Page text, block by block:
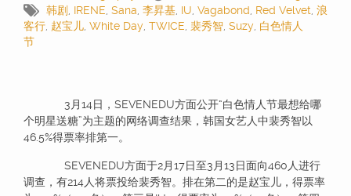
韩剧 , IRENE, Sana, 李昇基, IU, Vagabond, Red Velvet, 浪
客行, 赵宝儿, White Day, TWICE, 裴秀智, Suzy, 白色情人
节
3月14日，SEVENEDU方面公开“白色情人节最想给哪
个明星送糖”为主题的网络调查结果，韩国女艺人中裴秀智以
46.5%得票率排第一。
SEVENEDU方面于2月17日至3月13日面向460人进行
调查，有214人将票投给裴秀智。排在第二的是赵宝儿，得票率